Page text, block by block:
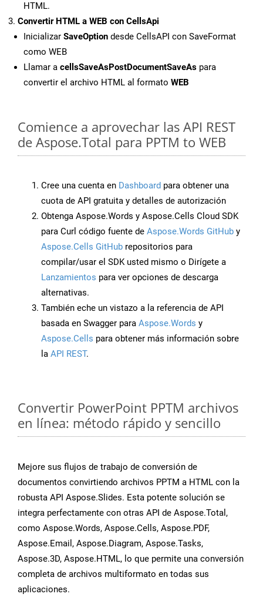
HTML.
Convertir HTML a WEB con CellsApi
Inicializar SaveOption desde CellsAPI con SaveFormat
como WEB
Llamar a cellsSaveAsPostDocumentSaveAs para
convertir el archivo HTML al formato WEB
Comience a aprovechar las API REST
de Aspose.Total para PPTM to WEB
Cree una cuenta en Dashboard para obtener una
cuota de API gratuita y detalles de autorización
Obtenga Aspose.Words y Aspose.Cells Cloud SDK
para Curl código fuente de Aspose.Words GitHub y
Aspose.Cells GitHub repositorios para
compilar/usar el SDK usted mismo o Dirígete a
Lanzamientos para ver opciones de descarga
alternativas.
También eche un vistazo a la referencia de API
basada en Swagger para Aspose.Words y
Aspose.Cells para obtener más información sobre
la API REST.
Convertir PowerPoint PPTM archivos
en línea: método rápido y sencillo
Mejore sus flujos de trabajo de conversión de
documentos convirtiendo archivos PPTM a HTML con la
robusta API Aspose.Slides. Esta potente solución se
integra perfectamente con otras API de Aspose.Total,
como Aspose.Words, Aspose.Cells, Aspose.PDF,
Aspose.Email, Aspose.Diagram, Aspose.Tasks,
Aspose.3D, Aspose.HTML, lo que permite una conversión
completa de archivos multiformato en todas sus
aplicaciones.